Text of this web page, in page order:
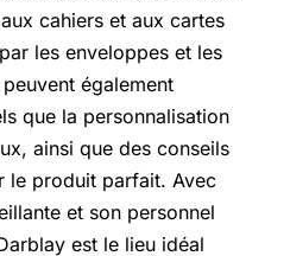
cahiers et aux cartes
les enveloppes et les
également
que la personnalisation
ainsi que des conseils
le produit parfait. Avec
et son personnel
est le lieu idéal